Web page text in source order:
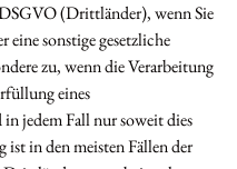
(Drittländer), wenn Sie
sonstige gesetzliche
zu, wenn die Verarbeitung
eines
jedem Fall nur soweit dies
in den meisten Fällen der